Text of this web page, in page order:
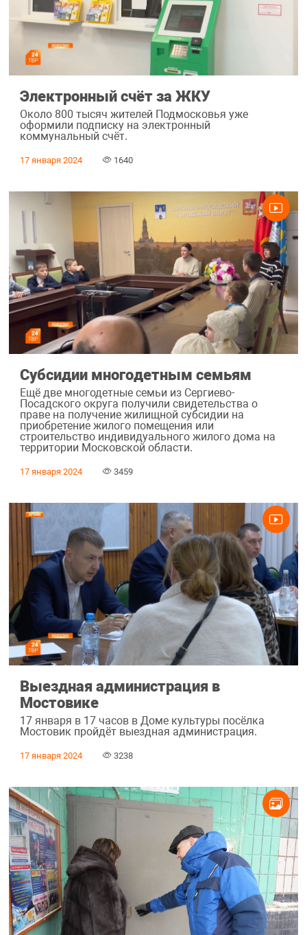
Электронный счёт за ЖКУ
Около 800 тысяч жителей Подмосковья уже
оформили подписку на электронный
коммунальный счёт.
17 января 2024 1640
Субсидии многодетным семьям
Ещё две многодетные семьи из Сергиево-
Посадского округа получили свидетельства о
праве на получение жилищной субсидии на
приобретение жилого помещения или
строительство индивидуального жилого дома на
территории Московской области.
17 января 2024 3459
Выездная администрация в
Мостовике
17 января в 17 часов в Доме культуры посёлка
Мостовик пройдёт выездная администрация.
17 января 2024 3238